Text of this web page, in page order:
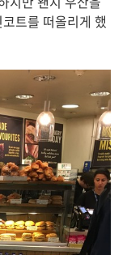
트를 떠올리게 했